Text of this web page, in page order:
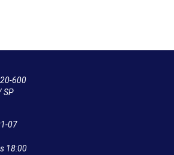
600
SP
07
18:00